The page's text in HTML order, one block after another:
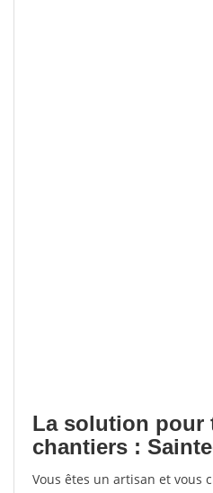
La solution pour
chantiers :
Vous êtes un artisan et vous